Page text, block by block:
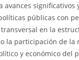
avances significativos
públicas con
en la
la participación de la
y económico del